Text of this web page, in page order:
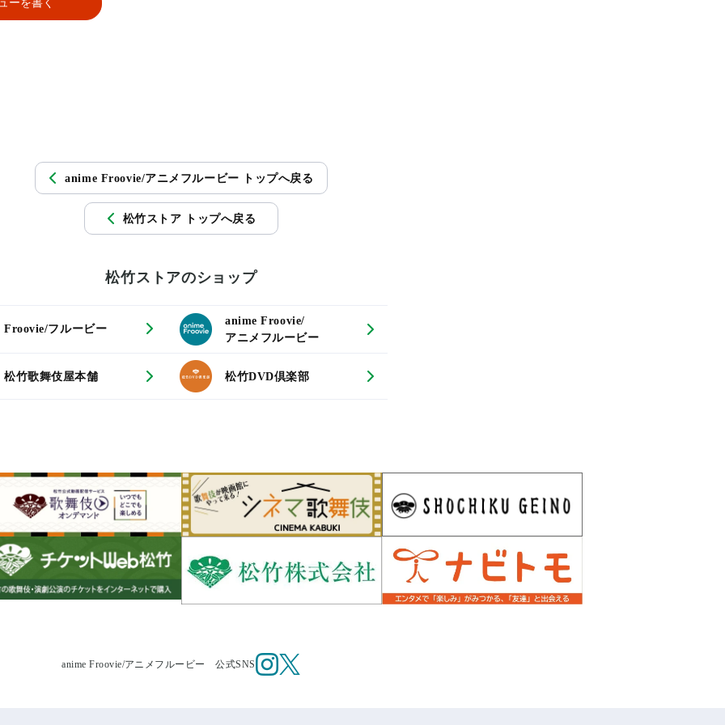
ーを書く
anime Froovie/アニメフルービー トップへ戻る
松竹ストア トップへ戻る
松竹ストアのショップ
Froovie/フルービー
anime Froovie/
アニメフルービー
松竹歌舞伎屋本舗 松竹DVD倶楽部
anime Froovie/アニメフルービー 公式SNS